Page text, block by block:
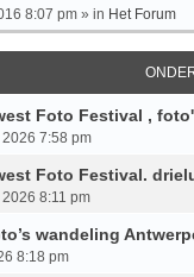
8:07 pm » in Het Forum
Foto Festival ,
7:58 pm
Foto Festival.
8:11 pm
wandeling
8:18 pm